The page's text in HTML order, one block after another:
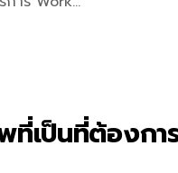
เป็นที่ต้องกา